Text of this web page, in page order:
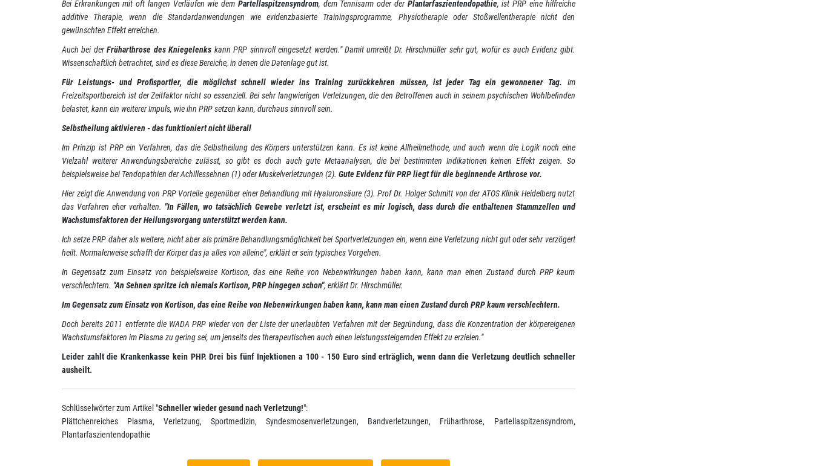
Bei Erkrankungen mit oft langen Verläufen wie dem Partellaspitzensyndrom, dem Tennisarm oder der Plantarfaszientendopathie, ist PRP eine hilfreiche
additive Therapie, wenn die Standardanwendungen wie evidenzbasierte Trainingsprogramme, Physiotherapie oder Stoßwellentherapie nicht den
gewünschten Effekt erreichen.
Auch bei derFrüharthrose des Kniegelenks kann PRP sinnvoll eingesetzt werden." Damit umreißt Dr. Hirschmüller sehr gut, wofür es auch Evidenz gibt.
Wissenschaftlich betrachtet, sind es diese Bereiche, in denen die Datenlage gut ist.
Für Leistungs- und Profisportler, die möglichst schnell wieder ins Training zurückkehren müssen, ist jeder Tag ein gewonnener Tag. Im
Freizeitsportbereich ist der Zeitfaktor nicht so essenziell. Bei sehr langwierigen Verletzungen, die den Betroffenen auch in seinem psychischen Wohlbefinden
belastet, kann ein weiterer Impuls, wie ihn PRP setzen kann, durchaus sinnvoll sein.
Selbstheilung aktivieren - das funktioniert nicht überall
Im Prinzip ist PRP ein Verfahren, das die Selbstheilung des Körpers unterstützen kann. Es ist keine Allheilmethode, und auch wenn die Logik noch eine
Vielzahl weiterer Anwendungsbereiche zulässt, so gibt es doch auch gute Metaanalysen, die bei bestimmten Indikationen keinen Effekt zeigen. So
beispielsweise bei Tendopathien der Achillessehnen (1) oder Muskelverletzungen (2). Gute Evidenz für PRP liegt für die beginnende Arthrose vor.
Hier zeigt die Anwendung von PRP Vorteile gegenüber einer Behandlung mit Hyaluronsäure (3). Prof Dr. Holger Schmitt von der ATOS Klinik Heidelberg nutzt
das Verfahren eher verhalten. "In Fällen, wo tatsächlich Gewebe verletzt ist, erscheint es mir logisch, dass durch die enthaltenen Stammzellen und
Wachstumsfaktoren der Heilungsvorgang unterstützt werden kann.
Ich setze PRP daher als weitere, nicht aber als primäre Behandlungsmöglichkeit bei Sportverletzungen ein, wenn eine Verletzung nicht gut oder sehr verzögert
heilt. Normalerweise schafft der Körper das ja alles von alleine", erklärt er sein typisches Vorgehen.
In Gegensatz zum Einsatz von beispielsweise Kortison, das eine Reihe von Nebenwirkungen haben kann, kann man einen Zustand durch PRP kaum
verschlechtern. "An Sehnen spritze ich niemals Kortison, PRP hingegen schon", erklärt Dr. Hirschmüller.
Im Gegensatz zum Einsatz von Kortison, das eine Reihe von Nebenwirkungen haben kann, kann man einen Zustand durch PRP kaum verschlechtern.
Doch bereits 2011 entfernte die WADA PRP wieder von der Liste der unerlaubten Verfahren mit der Begründung, dass die Konzentration der körpereigenen
Wachstumsfaktoren im Plasma zu gering sei, um jenseits des therapeutischen auch einen leistungssteigernden Effekt zu erzielen."
Leider zahlt die Krankenkasse kein PHP. Drei bis fünf Injektionen a 100 - 150 Euro sind erträglich, wenn dann die Verletzung deutlich schneller
ausheilt.
Schlüsselwörter zum Artikel "Schneller wieder gesund nach Verletzung!":
Plättchenreiches Plasma, Verletzung, Sportmedizin, Syndesmosenverletzungen, Bandverletzungen, Früharthrose, Partellaspitzensyndrom,
Plantarfaszientendopathie